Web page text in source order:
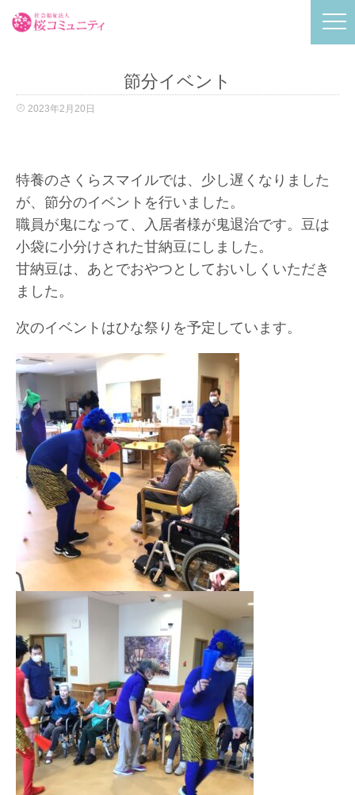
節分イベント
2023年2月20日
特養のさくらスマイルでは、少し遅くなりました
が、節分のイベントを行いました。
職員が鬼になって、入居者様が鬼退治です。豆は
小袋に小分けされた甘納豆にしました。
甘納豆は、あとでおやつとしておいしくいただき
ました。
次のイベントはひな祭りを予定しています。